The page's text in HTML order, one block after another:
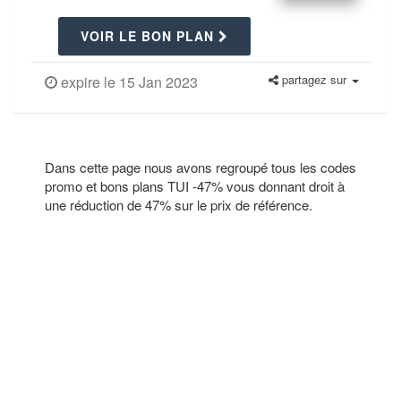
VOIR LE BON PLAN
expire le 15 Jan 2023 partagez sur
Dans cette page nous avons regroupé tous les codes
promo et bons plans TUI -47% vous donnant droit à
une réduction de 47% sur le prix de référence.